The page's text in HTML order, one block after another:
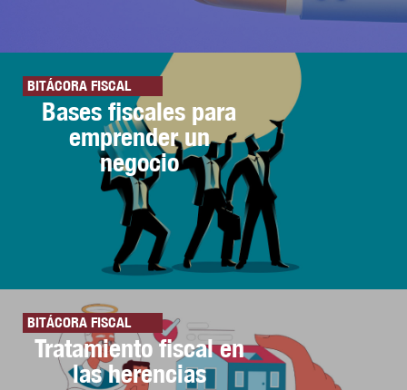
BITÁCORA FISCAL
Bases fiscales para
emprender un
negocio
BITÁCORA FISCAL
Tratamiento fiscal en
las herencias